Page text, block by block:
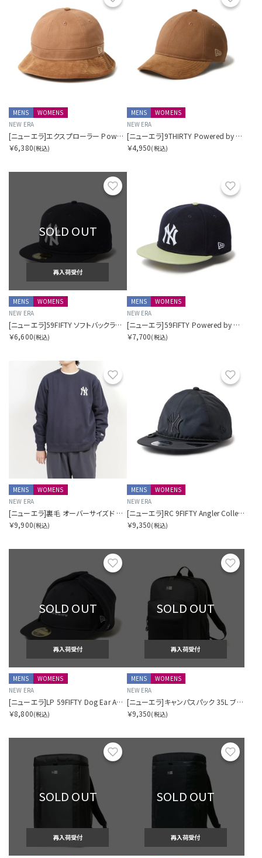
MENS
WOMENS
NEW ERA
[ニューエラ]エクスプローラー Powered by GORO NAKATSUGAWA（MIN-NANO）
￥6,380(税込)
MENS
WOMENS
NEW ERA
[ニューエラ]9THIRTY Powered by GORO NAKATSUGAWA（MIN-NANO）
￥4,950(税込)
お気に入り
SOLD OUT
再入荷受付
MENS
WOMENS
NEW ERA
[ニューエラ]59FIFTY ソフトバックラム Powered by GORO NAKATSUGAWA（MIN-NANO） ニューヨーク・ヤンキース
￥6,600(税込)
MENS
WOMENS
NEW ERA
[ニューエラ]59FIFTY Powered by GORO NAKATSUGAWA（MIN-NANO） ニューヨーク・ヤンキース
￥7,700(税込)
お気に入り
MENS
WOMENS
NEW ERA
[ニューエラ]裏毛 オーバーサイズド スウェット クルーネック Powered by GORO NAKATSUGAWA（MIN-NANO） ニューヨーク・ヤンキース
￥9,900(税込)
MENS
WOMENS
NEW ERA
[ニューエラ]RC 9FIFTY Angler Collection GORE-TEX PACLITE ニューヨーク・ヤンキース
￥9,350(税込)
お気に入り
SOLD OUT
再入荷受付
MENS
WOMENS
NEW ERA
[ニューエラ]LP 59FIFTY Dog Ear Angler Collection
￥8,800(税込)
SOLD OUT
再入荷受付
MENS
WOMENS
NEW ERA
[ニューエラ]キャンパスパック 35L ブラック
￥9,350(税込)
お気に入り
SOLD OUT
再入荷受付
SOLD OUT
再入荷受付